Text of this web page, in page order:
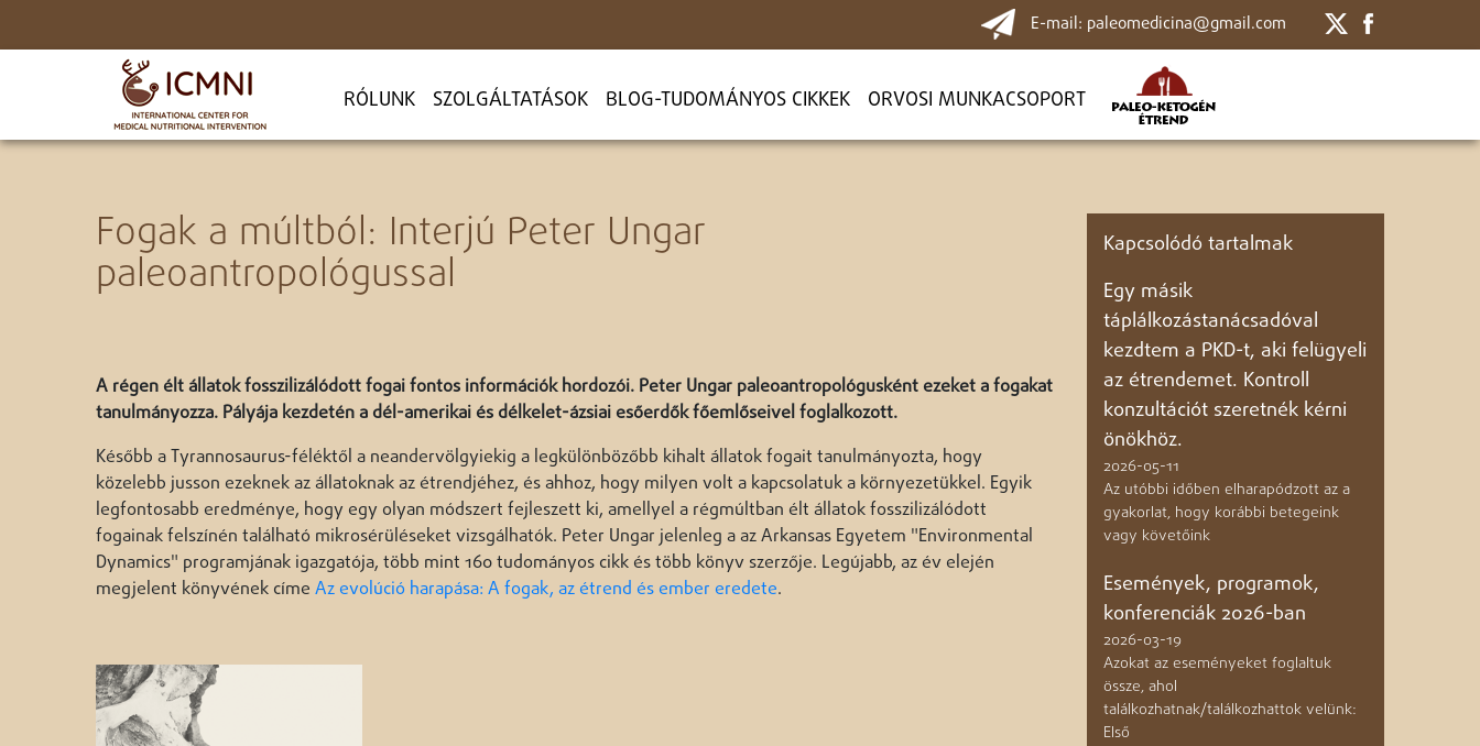
E-mail: paleomedicina@gmail.com
RÓLUNK SZOLGÁLTATÁSOK BLOG-TUDOMÁNYOS CIKKEK ORVOSI MUNKACSOPORT
Fogak a múltból: Interjú Peter Ungar
paleoantropológussal
A régen élt állatok fosszilizálódott fogai fontos információk hordozói. Peter Ungar paleoantropológusként ezeket a fogakat
tanulmányozza. Pályája kezdetén a dél-amerikai és délkelet-ázsiai esőerdők főemlőseivel foglalkozott.
Később a Tyrannosaurus-féléktől a neandervölgyiekig a legkülönbözőbb kihalt állatok fogait tanulmányozta, hogy
közelebb jusson ezeknek az állatoknak az étrendjéhez, és ahhoz, hogy milyen volt a kapcsolatuk a környezetükkel. Egyik
legfontosabb eredménye, hogy egy olyan módszert fejleszett ki, amellyel a régmúltban élt állatok fosszilizálódott
fogainak felszínén található mikrosérüléseket vizsgálhatók. Peter Ungar jelenleg a az Arkansas Egyetem "Environmental
Dynamics" programjának igazgatója, több mint 160 tudományos cikk és több könyv szerzője. Legújabb, az év elején
megjelent könyvének címe Az evolúció harapása: A fogak, az étrend és ember eredete.
Kapcsolódó tartalmak
Egy másik
táplálkozástanácsadóval
kezdtem a PKD-t, aki felügyeli
az étrendemet. Kontroll
konzultációt szeretnék kérni
önökhöz.
2026-05-11
Az utóbbi időben elharapódzott az a
gyakorlat, hogy korábbi betegeink
vagy követőink
Események, programok,
konferenciák 2026-ban
2026-03-19
Azokat az eseményeket foglaltuk
össze, ahol
találkozhatnak/találkozhattok velünk:
Első